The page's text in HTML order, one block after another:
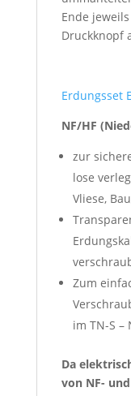
Ende
Druckknopf
Erdungsset
NF/HF
zur
lose
Vliese,
Zum
im TN-S –
Da
von NF-